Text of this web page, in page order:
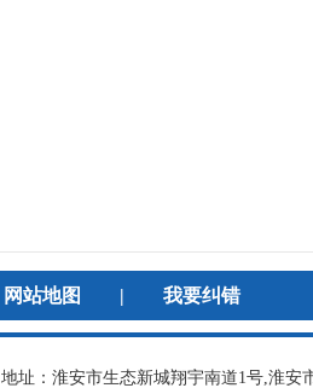
网站地图 | 我要纠错
地址：淮安市生态新城翔宇南道1号,淮